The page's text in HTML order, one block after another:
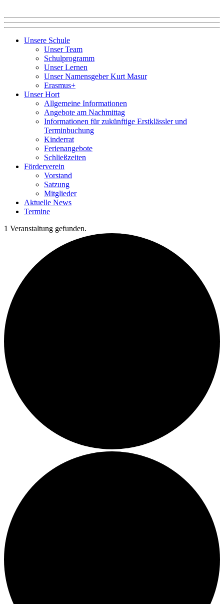
Unsere Schule
Unser Team
Schulprogramm
Unser Lernen
Unser Namensgeber Kurt Masur
Erasmus+
Unser Hort
Allgemeine Informationen
Angebote am Nachmittag
Informationen für zukünftige Erstklässler und
Terminbuchung
Kinderrat
Ferienangebote
Schließzeiten
Förderverein
Vorstand
Satzung
Mitglieder
Aktuelle News
Termine
1 Veranstaltung gefunden.